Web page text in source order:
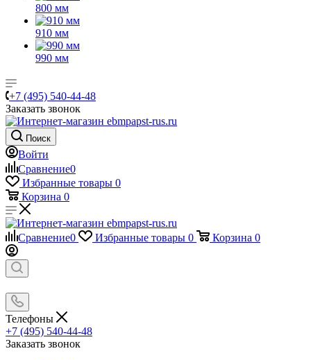
800 мм
910 мм
990 мм
+7 (495) 540-44-48
Заказать звонок
Поиск
Войти
Сравнение0
Избранные товары 0
Корзина 0
Сравнение0 Избранные товары 0 Корзина 0
Телефоны
+7 (495) 540-44-48
Заказать звонок